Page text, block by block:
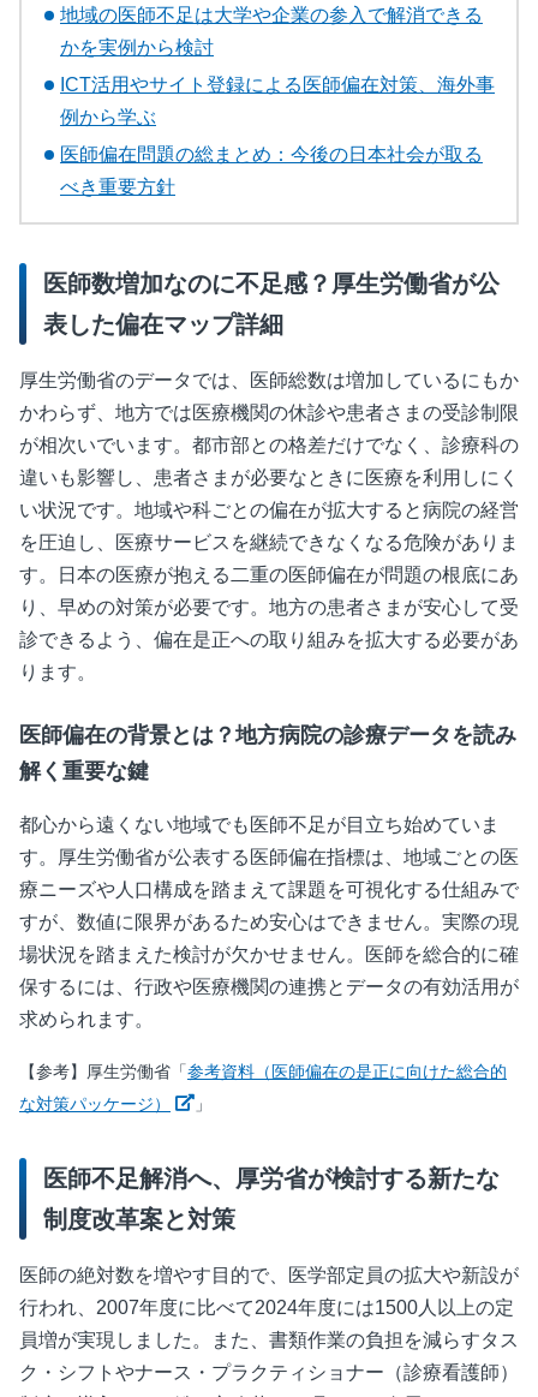
地域の医師不足は大学や企業の参入で解消できる
かを実例から検討
ICT活用やサイト登録による医師偏在対策、海外事
例から学ぶ
医師偏在問題の総まとめ：今後の日本社会が取る
べき重要方針
医師数増加なのに不足感？厚生労働省が公
表した偏在マップ詳細
厚生労働省のデータでは、医師総数は増加しているにもか
かわらず、地方では医療機関の休診や患者さまの受診制限
が相次いでいます。都市部との格差だけでなく、診療科の
違いも影響し、患者さまが必要なときに医療を利用しにく
い状況です。地域や科ごとの偏在が拡大すると病院の経営
を圧迫し、医療サービスを継続できなくなる危険がありま
す。日本の医療が抱える二重の医師偏在が問題の根底にあ
り、早めの対策が必要です。地方の患者さまが安心して受
診できるよう、偏在是正への取り組みを拡大する必要があ
ります。
医師偏在の背景とは？地方病院の診療データを読み
解く重要な鍵
都心から遠くない地域でも医師不足が目立ち始めていま
す。厚生労働省が公表する医師偏在指標は、地域ごとの医
療ニーズや人口構成を踏まえて課題を可視化する仕組みで
すが、数値に限界があるため安心はできません。実際の現
場状況を踏まえた検討が欠かせません。医師を総合的に確
保するには、行政や医療機関の連携とデータの有効活用が
求められます。
【参考】厚生労働省「参考資料（医師偏在の是正に向けた総合的
な対策パッケージ）
新しいウィンドウで開く
」
医師不足解消へ、厚労省が検討する新たな
制度改革案と対策
医師の絶対数を増やす目的で、医学部定員の拡大や新設が
行われ、 2007年度に比べて2024年度には1500 人以上の定
員増が実現しました。また、書類作業の負担を減らすタス
ク・シフトやナース・プラクティショナー（診療看護師）